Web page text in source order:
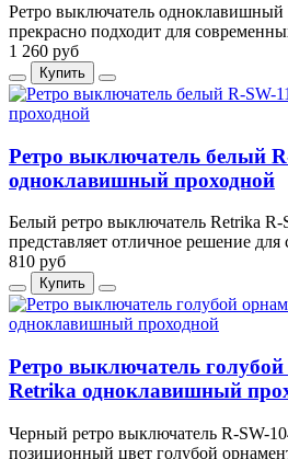
Ретро выключатель одноклавишный
прекрасно подходит для
1 260 руб
Купить
Ретро выключатель белый
одноклавишный проходной
Белый ретро выключатель Retrika
представляет отличное решение
810 руб
Купить
Ретро выключатель
Retrika одноклавишный
Черный ретро выключатель R-SW-
позиционный цвет голубой